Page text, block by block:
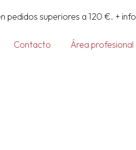
pedidos superiores a 120 €. + info
Contacto
Área profesional